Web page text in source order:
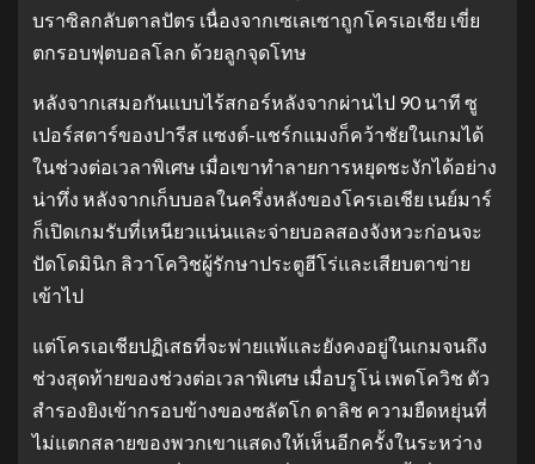
บราซิลกลับตาลปัตร เนื่องจากเซเลเซาถูกโครเอเชีย เขี่ย
ตกรอบฟุตบอลโลก ด้วยลูกจุดโทษ
หลังจากเสมอกันแบบไร้สกอร์หลังจากผ่านไป 90 นาที ซู
เปอร์สตาร์ของปารีส แซงต์-แชร์กแมงก็คว้าชัยในเกมได้
ในช่วงต่อเวลาพิเศษ เมื่อเขาทำลายการหยุดชะงักได้อย่าง
น่าทึ่ง หลังจากเก็บบอลในครึ่งหลังของโครเอเชีย เนย์มาร์
ก็เปิดเกมรับที่เหนียวแน่นและจ่ายบอลสองจังหวะก่อนจะ
ปัดโดมินิก ลิวาโควิชผู้รักษาประตูฮีโร่และเสียบตาข่าย
เข้าไป
แต่โครเอเชียปฏิเสธที่จะพ่ายแพ้และยังคงอยู่ในเกมจนถึง
ช่วงสุดท้ายของช่วงต่อเวลาพิเศษ เมื่อบรูโน่ เพตโควิช ตัว
สำรองยิงเข้ากรอบข้างของซลัตโก ดาลิช ความยืดหยุ่นที่
ไม่แตกสลายของพวกเขาแสดงให้เห็นอีกครั้งในระหว่าง